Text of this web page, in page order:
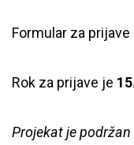
Formular za
Rok za prijave je
Projekat je